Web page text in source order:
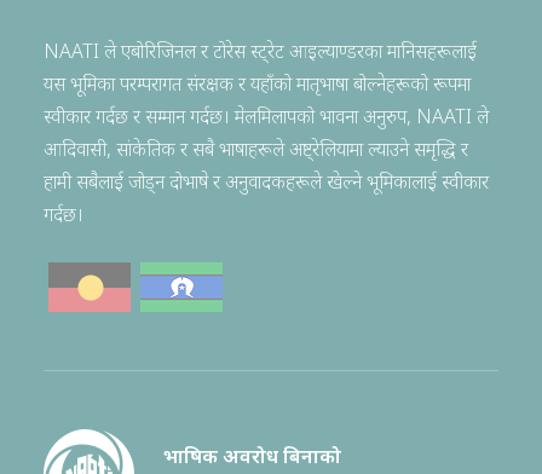
NAATI ले एबोरिजिनल र टोरेस स्ट्रेट आइल्याण्डरका मानिसहरूलाई
यस भूमिका परम्परागत संरक्षक र यहाँको मातृभाषा बोल्नेहरूको रूपमा
स्वीकार गर्दछ र सम्मान गर्दछ। मेलमिलापको भावना अनुरुप, NAATI ले
आदिवासी, सांकेतिक र सबै भाषाहरूले अष्ट्रेलियामा ल्याउने समृद्धि र
हामी सबैलाई जोड्न दोभाषे र अनुवादकहरूले खेल्ने भूमिकालाई स्वीकार
गर्दछ।
भाषिक अवरोध बिनाको